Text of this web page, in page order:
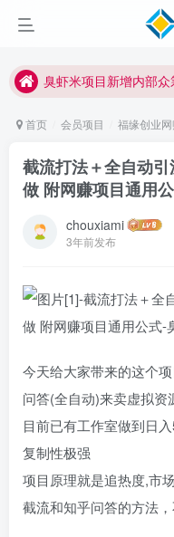
加入臭虾米网VIP，
首页 会员项目 福缘创业
截流打法＋全自动
做 附网赚项目通用
chouxiami
3年前发布
今天给大家带来的这个
问答(全自动)来卖虚拟资
目前已有工作室做到日
复制性极强
项目原理就是追热度,市
截流和知乎问答的方法，